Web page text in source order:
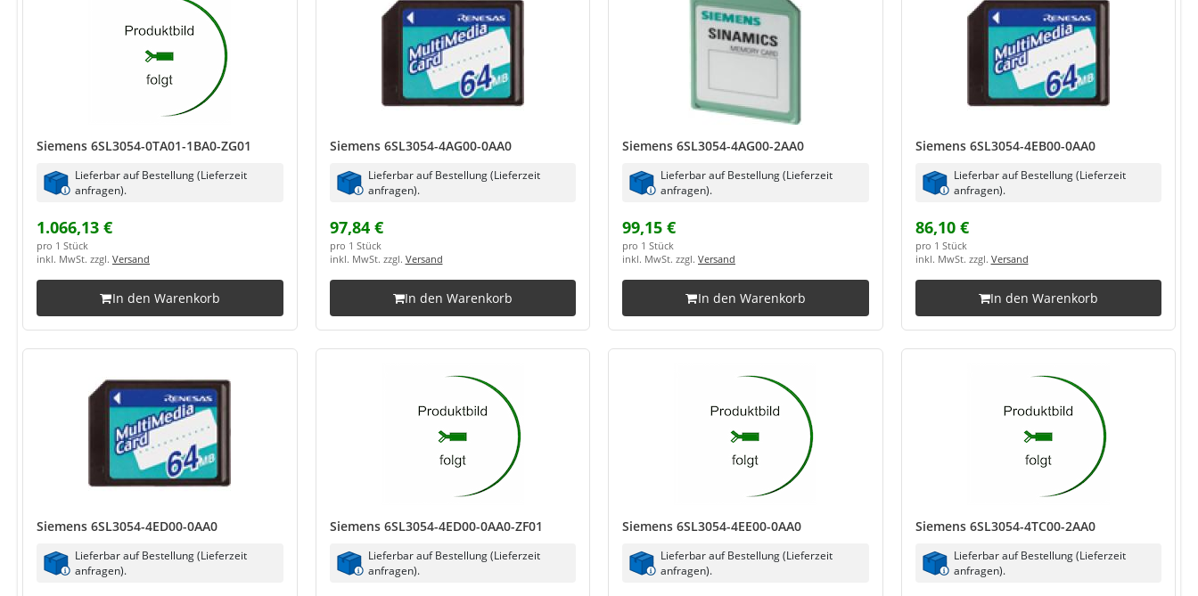
Siemens 6SL3054-0TA01-1BA0-ZG01
Lieferbar auf Bestellung (Lieferzeit
anfragen).
1.066,13 €
pro 1 Stück
inkl. MwSt. zzgl. Versand
In den Warenkorb
Siemens 6SL3054-4AG00-0AA0
Lieferbar auf Bestellung (Lieferzeit
anfragen).
97,84 €
pro 1 Stück
inkl. MwSt. zzgl. Versand
In den Warenkorb
Siemens 6SL3054-4AG00-2AA0
Lieferbar auf Bestellung (Lieferzeit
anfragen).
99,15 €
pro 1 Stück
inkl. MwSt. zzgl. Versand
In den Warenkorb
Siemens 6SL3054-4EB00-0AA0
Lieferbar auf Bestellung (Lieferzeit
anfragen).
86,10 €
pro 1 Stück
inkl. MwSt. zzgl. Versand
In den Warenkorb
Siemens 6SL3054-4ED00-0AA0
Lieferbar auf Bestellung (Lieferzeit
anfragen).
Siemens 6SL3054-4ED00-0AA0-ZF01
Lieferbar auf Bestellung (Lieferzeit
anfragen).
Siemens 6SL3054-4EE00-0AA0
Lieferbar auf Bestellung (Lieferzeit
anfragen).
Siemens 6SL3054-4TC00-2AA0
Lieferbar auf Bestellung (Lieferzeit
anfragen).